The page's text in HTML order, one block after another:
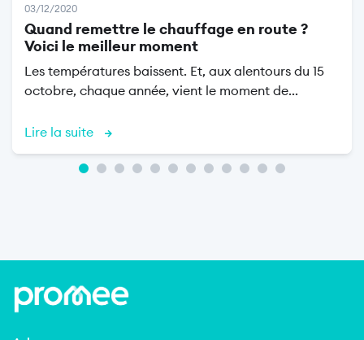
03/12/2020
Quand remettre le chauffage en route ?
Voici le meilleur moment
Les températures baissent. Et, aux alentours du 15
octobre, chaque année, vient le moment de...
Lire la suite